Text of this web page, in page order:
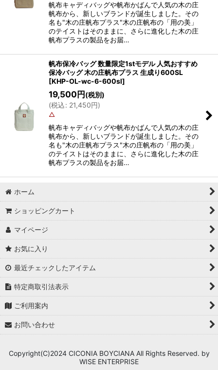
帆布キャディバッグや帆布かばんで人気の木の庄
帆布から、新しいブランドが誕生しました。その
名も"木の庄帆布プラス"木の庄帆布の「用の美」
のテイストはそのままに、さらに進化した木の庄
帆布プラスの製品をお届…
帆布保冷バッグ 数量限定1stモデル 人気おすすめ
保冷バッグ 木の庄帆布プラス 生成り600SL
[KHP-OL-wc-6-600sl]
19,500円(税別)
(税込: 21,450円)
△
帆布キャディバッグや帆布かばんで人気の木の庄
帆布から、新しいブランドが誕生しました。その
名も"木の庄帆布プラス"木の庄帆布の「用の美」
のテイストはそのままに、さらに進化した木の庄
帆布プラスの製品をお届…
ホーム
ショッピングカート
マイページ
お気に入り
最近チェックしたアイテム
特定商取引法表示
ご利用案内
お問い合わせ
Copyright(C)2024 CICONIA BOYCIANA All Rights Reserved. by
WISE ENTERPRISE